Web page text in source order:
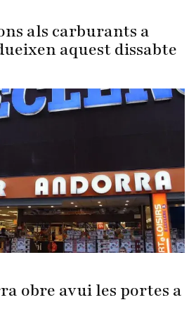
als carburants a
aquest dissabte
obre avui les portes a